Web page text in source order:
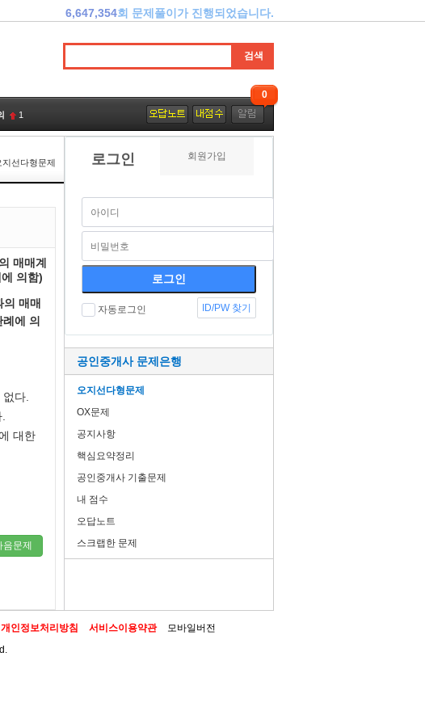
6,647,354회 문제풀이가 진행되었습니다.
0
1
1
개사
1
인중개사
로그인 회원가입
자동로그인 ID/PW 찾기
공인중개사 문제은행
오지선다형문제
OX문제
공지사항
핵심요약정리
공인중개사 기출문제
내 점수
오답노트
스크랩한 문제
선다형문제
매매계
의함)
매매
에 의
다.
대한
음문제
개인정보처리방침 서비스이용약관
모바일버전